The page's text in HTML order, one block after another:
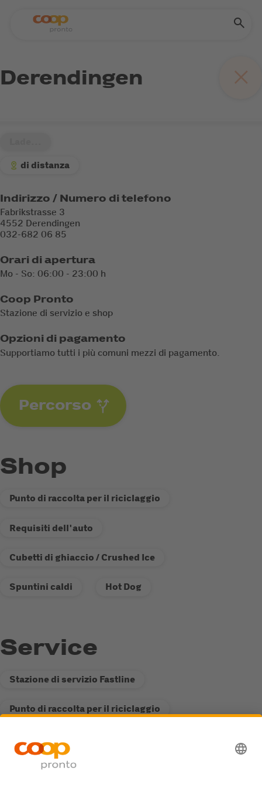
Derendingen
di distanza
Indirizzo / Numero di telefono
Fabrikstrasse 3
4552 Derendingen
032-682 06 85
Orari di apertura
Mo - So: 06:00 - 23:00 h
Coop Pronto
Stazione di servizio e shop
Opzioni di pagamento
Supportiamo tutti i più comuni mezzi di pagamento.
Percorso
Shop
Punto di raccolta per il riciclaggio
Requisiti dell'auto
Cubetti di ghiaccio / Crushed Ice
Spuntini caldi Hot Dog
Service
Stazione di servizio Fastline
Punto di raccolta per il riciclaggio